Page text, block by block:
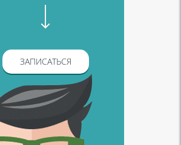
ЗАПИСАТЬСЯ